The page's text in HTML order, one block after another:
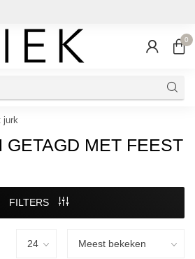
0
jurk
GETAGD MET FEEST
FILTERS